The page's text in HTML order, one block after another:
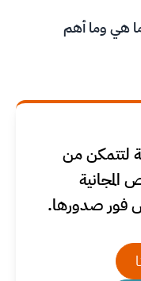
هي وما أهم
لتتمكن من
المجانية
فور صدورها.